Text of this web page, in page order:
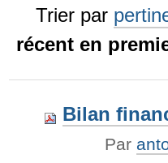
Trier par
récent en
Bilan
Par